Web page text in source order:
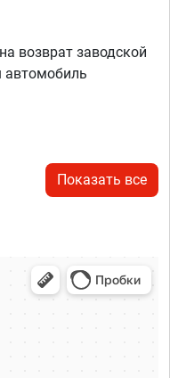
возврат заводской
автомобиль
Показать все